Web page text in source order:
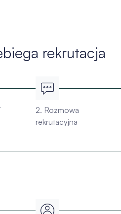
rekrutacja
2. Rozmowa
rekrutacyjna